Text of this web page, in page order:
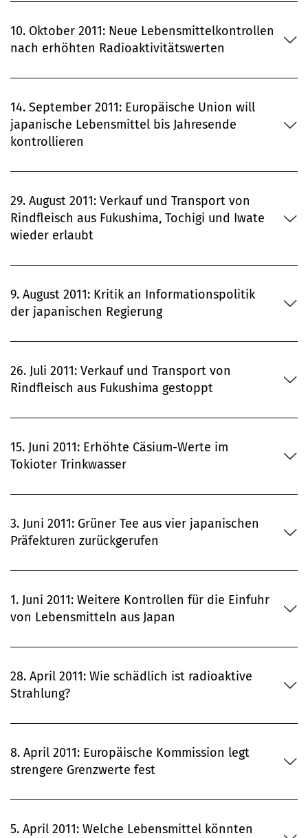
10. Oktober 2011: Neue Lebensmittelkontrollen
nach erhöhten Radioaktivitätswerten
14. September 2011: Europäische Union will
japanische Lebensmittel bis Jahresende
kontrollieren
29. August 2011: Verkauf und Transport von
Rindfleisch aus Fukushima, Tochigi und Iwate
wieder erlaubt
9. August 2011: Kritik an Informationspolitik
der japanischen Regierung
26. Juli 2011: Verkauf und Transport von
Rindfleisch aus Fukushima gestoppt
15. Juni 2011: Erhöhte Cäsium-Werte im
Tokioter Trinkwasser
3. Juni 2011: Grüner Tee aus vier japanischen
Präfekturen zurückgerufen
1. Juni 2011: Weitere Kontrollen für die Einfuhr
von Lebensmitteln aus Japan
28. April 2011: Wie schädlich ist radioaktive
Strahlung?
8. April 2011: Europäische Kommission legt
strengere Grenzwerte fest
5. April 2011: Welche Lebensmittel könnten